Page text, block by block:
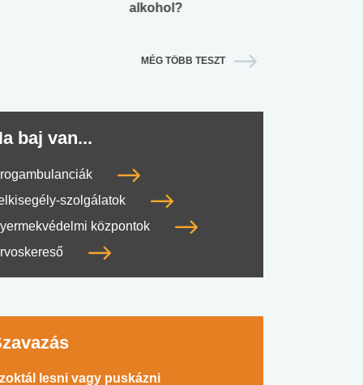
alkohol?
MÉG TÖBB TESZT
baj van...
szolgálatok
központok
lesni vagy puskázni